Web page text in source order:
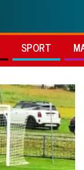
SPORT